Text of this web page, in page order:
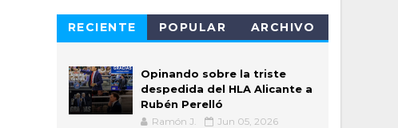
RECIENTE POPULAR ARCHIVO
Opinando sobre la triste
despedida del HLA Alicante a
Rubén Perelló
Ramón J. Jun 05, 2026